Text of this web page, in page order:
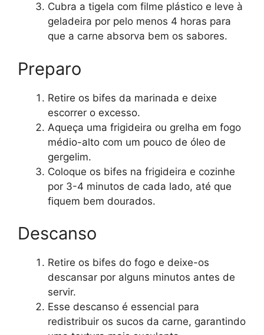
Cubra a tigela com filme plástico e leve à
geladeira por pelo menos 4 horas para
que a carne absorva bem os sabores.
Preparo
Retire os bifes da marinada e deixe
escorrer o excesso.
Aqueça uma frigideira ou grelha em fogo
médio-alto com um pouco de óleo de
gergelim.
Coloque os bifes na frigideira e cozinhe
por 3-4 minutos de cada lado, até que
fiquem bem dourados.
Descanso
Retire os bifes do fogo e deixe-os
descansar por alguns minutos antes de
servir.
Esse descanso é essencial para
redistribuir os sucos da carne, garantindo